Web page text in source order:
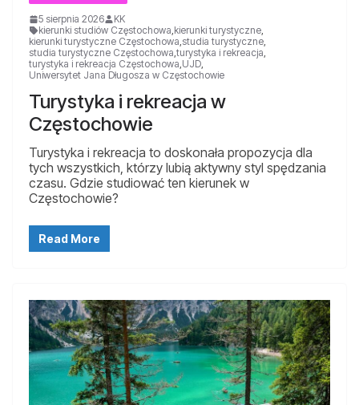
5 sierpnia 2026
KK
kierunki studiów Częstochowa,kierunki turystyczne,
kierunki turystyczne Częstochowa,studia turystyczne,
studia turystyczne Częstochowa,turystyka i rekreacja,
turystyka i rekreacja Częstochowa,UJD,
Uniwersytet Jana Długosza w Częstochowie
Turystyka i rekreacja w
Częstochowie
Turystyka i rekreacja to doskonała propozycja dla
tych wszystkich, którzy lubią aktywny styl spędzania
czasu. Gdzie studiować ten kierunek w
Częstochowie?
Read More